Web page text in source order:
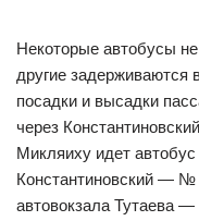
Некоторые автобусы
другие задерживаются
посадки и высадки
через
Микляиху идет
Константиновский — №
автовокзала Тутаева